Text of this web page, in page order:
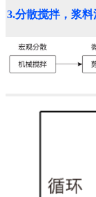
3.分散搅拌，浆料